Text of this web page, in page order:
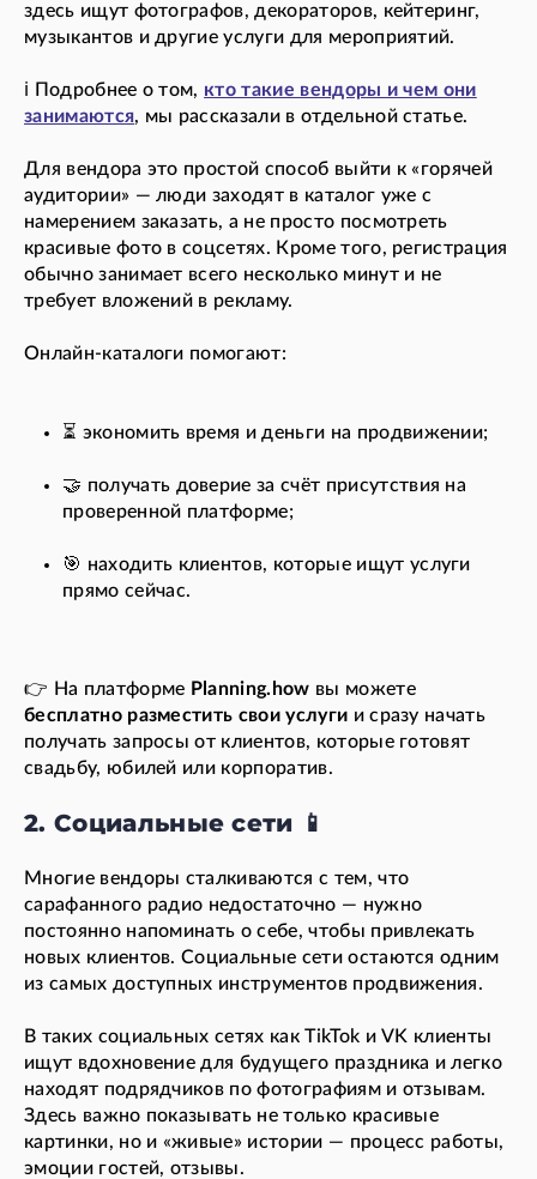
здесь ищут фотографов, декораторов, кейтеринг,
музыкантов и другие услуги для мероприятий.
ℹ️ Подробнее о том, кто такие вендоры и чем они
занимаются, мы рассказали в отдельной статье.
Для вендора это простой способ выйти к «горячей
аудитории» — люди заходят в каталог уже с
намерением заказать, а не просто посмотреть
красивые фото в соцсетях. Кроме того, регистрация
обычно занимает всего несколько минут и не
требует вложений в рекламу.
Онлайн-каталоги помогают:
⏳ экономить время и деньги на продвижении;
🤝 получать доверие за счёт присутствия на
проверенной платформе;
🎯 находить клиентов, которые ищут услуги
прямо сейчас.
👉 На платформе Planning.how вы можете
бесплатно разместить свои услуги и сразу начать
получать запросы от клиентов, которые готовят
свадьбу, юбилей или корпоратив.
2. Социальные сети 📱
Многие вендоры сталкиваются с тем, что
сарафанного радио недостаточно — нужно
постоянно напоминать о себе, чтобы привлекать
новых клиентов. Социальные сети остаются одним
из самых доступных инструментов продвижения.
В таких социальных сетях как TikTok и VK клиенты
ищут вдохновение для будущего праздника и легко
находят подрядчиков по фотографиям и отзывам.
Здесь важно показывать не только красивые
картинки, но и «живые» истории — процесс работы,
эмоции гостей, отзывы.